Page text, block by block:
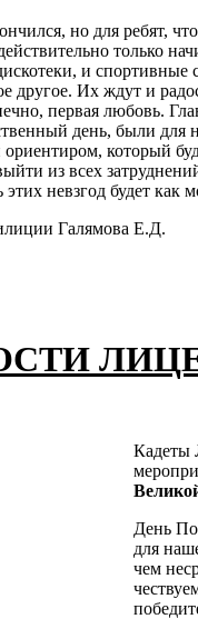
но для ребят,
только
и спортивные
другое. Их ждут и
первая любовь.
день, были
который
из всех
этих невзгод будет как
Галямова Е.Д.
Кадеты
День
для
чем